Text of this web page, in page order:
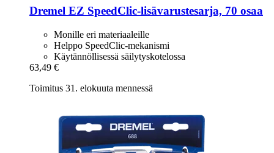
Dremel EZ SpeedClic-​lisävarustesarja, 70 osaa
Monille eri materiaaleille
Helppo SpeedClic-mekanismi
Käytännöllisessä säilytyskotelossa
63,49 €
Toimitus 31. elokuuta mennessä